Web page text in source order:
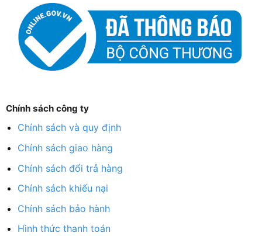
Chính sách công ty
Chính sách và quy định
Chính sách giao hàng
Chính sách đổi trả hàng
Chính sách khiếu nại
Chính sách bảo hành
Hình thức thanh toán